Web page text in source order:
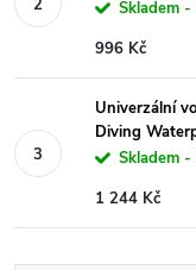
Skladem
996 Kč
Univerzální
Diving
Skladem
1 244 Kč